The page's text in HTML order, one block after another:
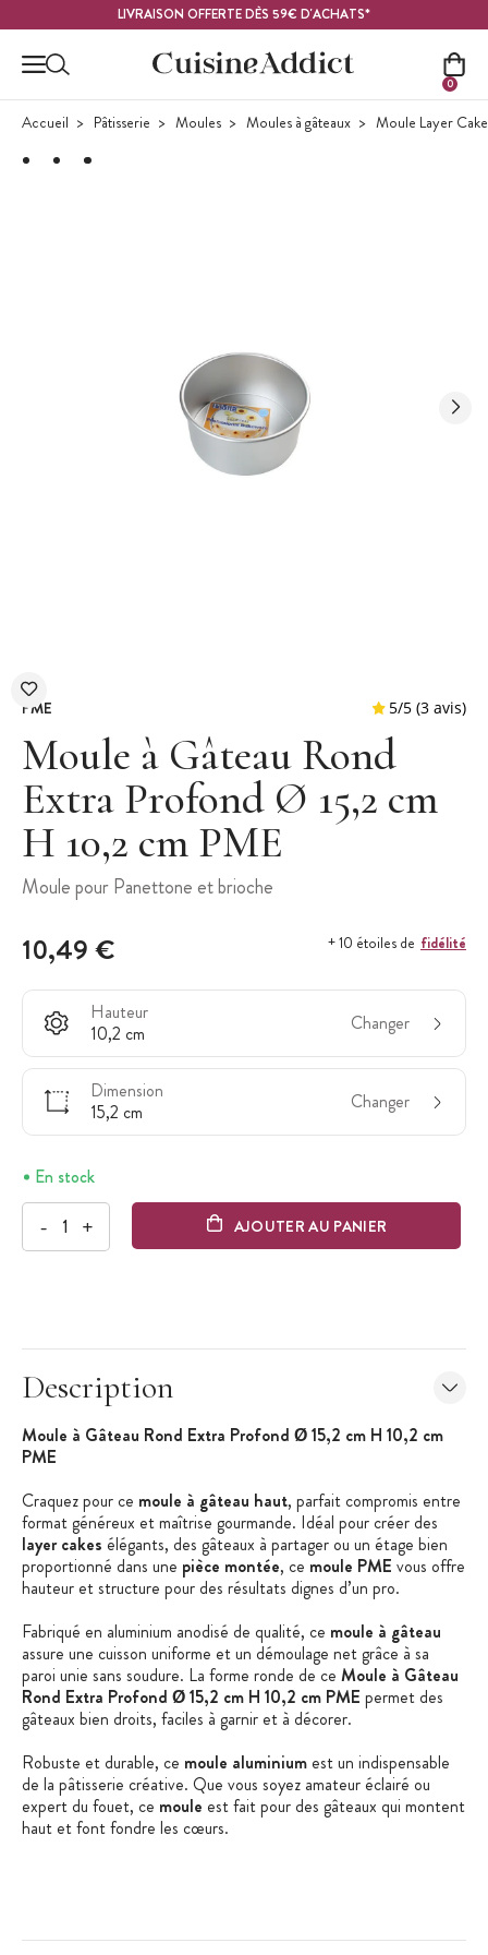
LIVRAISON OFFERTE DÈS 59€ D'ACHATS*
0
Accueil Pâtisserie Moules Moules à gâteaux Moule Layer Cake
PME
Moule à Gâteau Rond
Extra Profond Ø 15,2 cm
H 10,2 cm PME
Moule pour Panettone et brioche
10,49 € + 10 étoiles de fidélité
Hauteur
10,2 cm
Changer
Dimension
15,2 cm
Changer
En stock
- + AJOUTER AU PANIER
Description
Moule à Gâteau Rond Extra Profond Ø 15,2 cm H 10,2 cm
PME
Craquez pour ce moule à gâteau haut, parfait compromis entre
format généreux et maîtrise gourmande. Idéal pour créer des
layer cakes élégants, des gâteaux à partager ou un étage bien
proportionné dans une pièce montée, ce moule PME vous offre
hauteur et structure pour des résultats dignes d’un pro.
Fabriqué en aluminium anodisé de qualité, ce moule à gâteau
assure une cuisson uniforme et un démoulage net grâce à sa
paroi unie sans soudure. La forme ronde de ce Moule à Gâteau
Rond Extra Profond Ø 15,2 cm H 10,2 cm PME permet des
gâteaux bien droits, faciles à garnir et à décorer.
Robuste et durable, ce moule aluminium est un indispensable
de la pâtisserie créative. Que vous soyez amateur éclairé ou
expert du fouet, ce moule est fait pour des gâteaux qui montent
haut et font fondre les cœurs.
Idéal pour les layer cake